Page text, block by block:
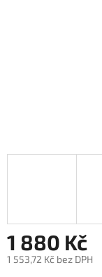
1 880 Kč
1 553,72 Kč bez DPH